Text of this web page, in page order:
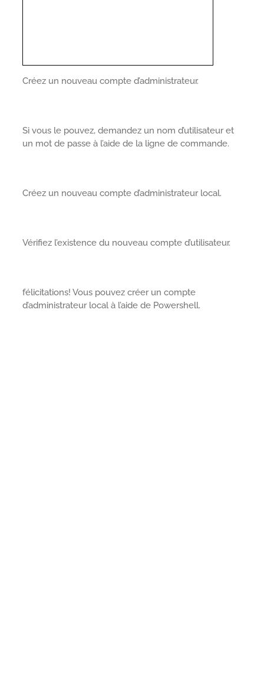
Créez un nouveau compte d’administrateur.
Si vous le pouvez, demandez un nom d’utilisateur et
un mot de passe à l’aide de la ligne de commande.
Créez un nouveau compte d’administrateur local.
Vérifiez l’existence du nouveau compte d’utilisateur.
félicitations! Vous pouvez créer un compte
d’administrateur local à l’aide de Powershell.